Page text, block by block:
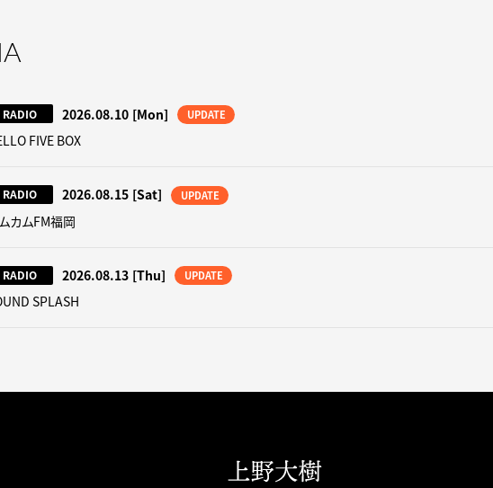
RADIO 2026.08.10 [Mon] UPDATE
FIVE BOX
RADIO 2026.08.15 [Sat] UPDATE
カムFM福岡
RADIO 2026.08.13 [Thu] UPDATE
SPLASH